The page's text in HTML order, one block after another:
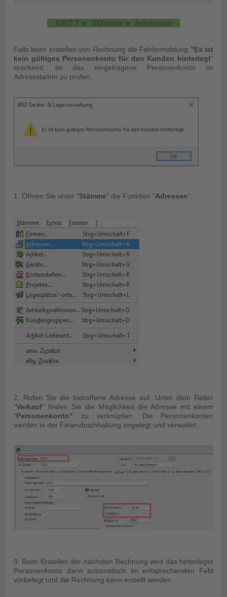
BRZ 7 ► Stämme ► Adressen
Falls beim erstellen von Rechnung die Fehlermeldung "Es ist
kein gültiges Personenkonto für den Kunden hinterlegt"
erscheint, ist das eingetragene Personenkonto im
Adressstamm zu prüfen.
1. Öffnen Sie unter "Stämme" die Funktion "Adressen".
2. Rufen Sie die betroffene Adresse auf. Unter dem Reiter
"Verkauf" finden Sie die Möglichkeit die Adresse mit einem
"Personenkonto" zu verknüpfen. Die Personenkonten
werden in der Finanzbuchhaltung angelegt und verwaltet.
3. Beim Erstellen der nächsten Rechnung wird das hinterlegte
Personenkonto dann automatisch im entsprechenden Feld
vorbelegt und die Rechnung kann erstellt werden.